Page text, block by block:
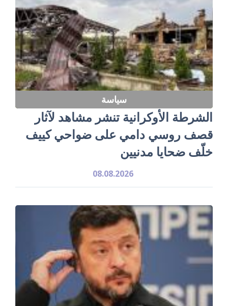
سياسة
الشرطة الأوكرانية تنشر مشاهد لآثار
قصف روسي دامي على ضواحي كييف
خلّف ضحايا مدنيين
08.08.2026